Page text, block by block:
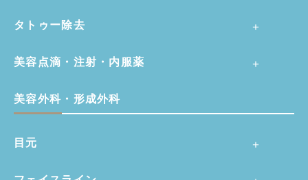
タトゥー除去
美容点滴・注射・内服薬
美容外科・形成外科
目元